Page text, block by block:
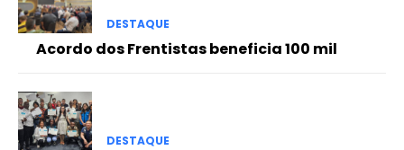
DESTAQUE
Acordo dos Frentistas beneficia 100 mil
DESTAQUE